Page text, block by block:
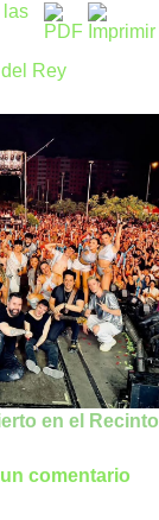
las
Rey
en el Recinto
comentario